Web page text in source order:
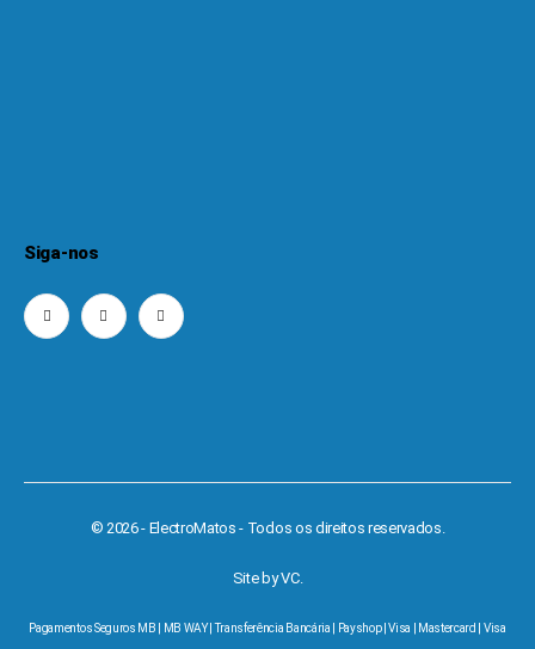
Siga-nos
© 2026 - ElectroMatos - Todos os direitos reservados.
Site by VC.
Pagamentos Seguros MB | MB WAY | Transferência Bancária | Payshop | Visa | Mastercard | Visa